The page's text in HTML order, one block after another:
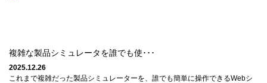
複雑な製品シミュレータを誰でも使･･･
2025.12.26
これまで複雑だった製品シミュレーターを、誰でも簡単に操作できるWebシ